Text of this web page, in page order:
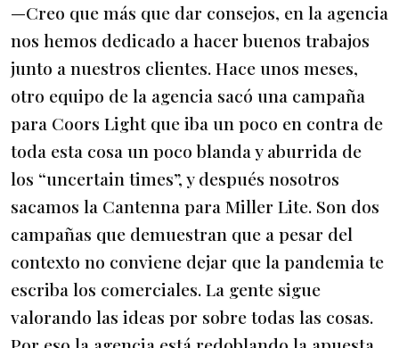
—Creo que más que dar consejos, en la agencia
nos hemos dedicado a hacer buenos trabajos
junto a nuestros clientes. Hace unos meses,
otro equipo de la agencia sacó una campaña
para Coors Light que iba un poco en contra de
toda esta cosa un poco blanda y aburrida de
los “uncertain times”, y después nosotros
sacamos la Cantenna para Miller Lite. Son dos
campañas que demuestran que a pesar del
contexto no conviene dejar que la pandemia te
escriba los comerciales. La gente sigue
valorando las ideas por sobre todas las cosas.